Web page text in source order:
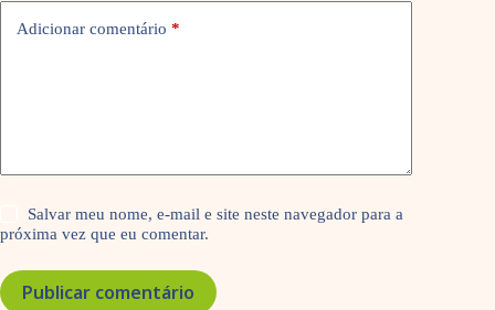
Adicionar comentário *
Salvar meu nome, e-mail e site neste navegador para a
próxima vez que eu comentar.
Publicar comentário